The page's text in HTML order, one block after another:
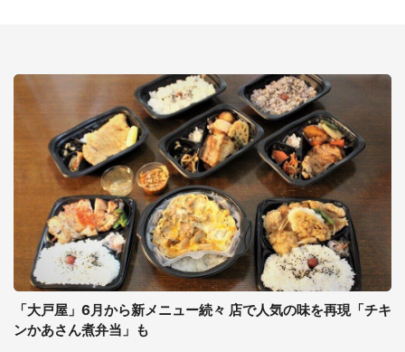
「大戸屋」6月から新メニュー続々 店で人気の味を再現「チキ
ンかあさん煮弁当」も